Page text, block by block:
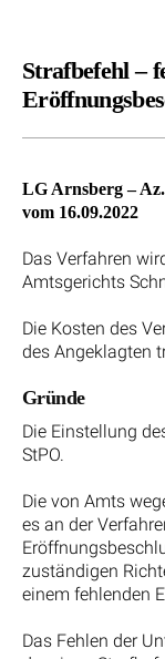
Strafbefehl –
LG Arnsberg –
vom 16.09.2022
Das Verfahren
Amtsgerichts
Die Kosten des
des Angeklagten
Gründe
Die Einstellung
StPO.
Die von Amts
es an der
zuständigen
einem fehlenden
Das Fehlen der